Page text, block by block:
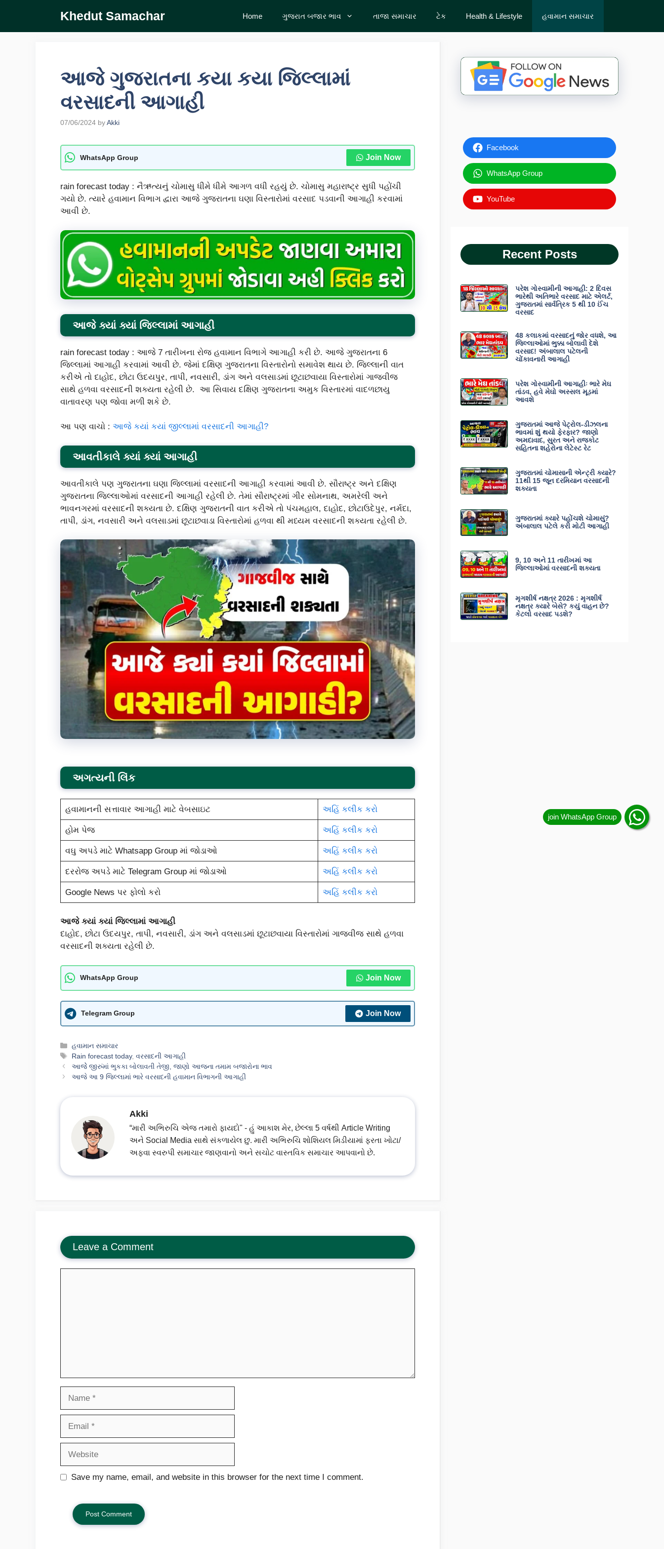
content
Khedut Samachar Home ગુજરાત બજાર ભાવ તાજા સમાચાર ટેક Health & Lifestyle હવામાન સમાચાર
આજે ગુજરાતના કયા કયા જિલ્લામાં
વરસાદની આગાહી
07/06/2024 byAkki
WhatsApp Group Join Now
rain forecast today : નૈઋત્યનું ચોમાસુ ધીમે ધીમે આગળ વધી રહયું છે. ચોમાસુ મહારાષ્ટ્ર સુધી પહોંચી
ગયો છે. ત્યારે હવામાન વિભાગ દ્વારા આજે ગુજરાતના ઘણા વિસ્તારોમાં વરસાદ પડવાની આગાહી કરવામાં
આવી છે.
આજે ક્યાં ક્યાં જિલ્લામાં આગાહી
rain forecast today : આજે 7 તારીખના રોજ હવામાન વિભાગે આગાહી કરી છે. આજે ગુજરાતના 6
જિલ્લામાં આગાહી કરવામાં આવી છે. જેમાં દક્ષિણ ગુજરાતના વિસ્તારોનો સમાવેશ થાય છે. જિલ્લાની વાત
કરીએ તો દાહોદ, છોટા ઉદયપુર, તાપી, નવસારી, ડાંગ અને વલસાડમાં છૂટાછવાયા વિસ્તારોમાં ગાજવીજ
સાથે હળવા વરસાદની શક્યતા રહેલી છે. આ સિવાય દક્ષિણ ગુજરાતના અમુક વિસ્તારમાં વાદળછાયુ
વાતાવરણ પણ જોવા મળી શકે છે.
આ પણ વાચો : આજે કયાં કયાં જીલ્લામાં વરસાદની આગાહી?
આવતીકાલે ક્યાં ક્યાં આગાહી
આવતીકાલે પણ ગુજરાતના ઘણા જિલ્લામાં વરસાદની આગાહી કરવામાં આવી છે. સૌરાષ્ટ્ર અને દક્ષિણ
ગુજરાતના જિલ્લાઓમાં વરસાદની આગાહી રહેલી છે. તેમાં સૌરાષ્ટ્રમાં ગીર સોમનાથ, અમરેલી અને
ભાવનગરમાં વરસાદની શક્યતા છે. દક્ષિણ ગુજરાતની વાત કરીએ તો પંચમહાલ, દાહોદ, છોટાઉદેપુર, નર્મદા,
તાપી, ડાંગ, નવસારી અને વલસાડમાં છૂટાછવાડા વિસ્તારોમાં હળવા થી મધ્યમ વરસાદની શક્યતા રહેલી છે.
અગત્યની લિંક
હવામાનની સત્તાવાર આગાહી માટે વેબસાઇટ અહિં કલીક કરો
હોમ પેજ અહિં કલીક કરો
વઘુ અપડે માટે Whatsapp Group માં જોડાઓ અહિં કલીક કરો
દરરોજ અપડે માટે Telegram Group માં જોડાઓ અહિં કલીક કરો
Google News પર ફોલો કરો અહિં કલીક કરો
આજે ક્યાં ક્યાં જિલ્લામાં આગાહી
દાહોદ, છોટા ઉદયપુર, તાપી, નવસારી, ડાંગ અને વલસાડમાં છૂટાછવાયા વિસ્તારોમાં ગાજવીજ સાથે હળવા
વરસાદની શક્યતા રહેલી છે.
WhatsApp Group Join Now
Telegram Group Join Now
Categories
હવામાન સમાચાર
Tags
Rain forecast today,વરસાદની આગાહી
આજેે જીરુંમાં ભુકકા બોલાવતી તેજી, જાણો આજના તમામ બજારોના ભાવ
આજે આ 9 જિલ્લામાં ભારે વરસાદની હવામાન વિભાગની આગાહી
Akki
“મારી અભિરુચિ એજ તમારો ફાયદો" - હું આકાશ મેર, છેલ્લા 5 વર્ષથી Article Writing
અને Social Media સાથે સંકળાયેલ છુ. મારી અભિરુચિ શોશિયલ મિડીયામાં ફરતા ખોટા/
અફવા સ્વરુપી સમાચાર જાણવાનો અને સચોટ વાસ્તવિક સમાચાર આપવાનો છે.
Leave a Comment
Save my name, email, and website in this browser for the next time I comment.
Facebook
WhatsApp Group
YouTube
Recent Posts
પરેશ ગોસ્વામીની આગાહી: 2 દિવસ
ભારેથી અતિભારે વરસાદ માટે એલર્ટ,
ગુજરાતમાં સાર્વત્રિક 5 થી 10 ઈંચ
વરસાદ
48 કલાકમાં વરસાદનું જોર વધશે, આ
જિલ્લાઓમાં ભુક્કા બોલાવી દેશે
વરસાદ! અંબાલાલ પટેલની
ચોંકાવનારી આગાહી
પરેશ ગોસ્વામીની આગાહીઃ ભારે મેઘ
તાંડવ, હવે મેઘો અસ્સલ મૂડમાં
આવશે
ગુજરાતમાં આજે પેટ્રોલ-ડીઝલના
ભાવમાં શું થયો ફેરફાર? જાણો
અમદાવાદ, સુરત અને રાજકોટ
સહિતના શહેરોના લેટેસ્ટ રેટ
ગુજરાતમાં ચોમાસાની એન્ટ્રી ક્યારે?
11થી 15 જૂન દરમિયાન વરસાદની
શક્યતા
ગુજરાતમાં ક્યારે પહોંચશે ચોમાસું?
અંબાલાલ પટેલે કરી મોટી આગાહી
9, 10 અને 11 તારીખમાં આ
જિલ્લાઓમાં વરસાદની શક્યતા
મૃગશીર્ષ નક્ષત્ર 2026 : મૃગશીર્ષ
નક્ષત્ર ક્યારે બેસે? કયું વાહન છે?
કેટલો વરસાદ પડશે?